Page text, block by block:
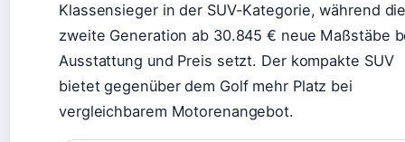
Klassensieger in der SUV-Kategorie, während
zweite Generation ab 30.845 € neue Maßstäbe
Ausstattung und Preis setzt. Der kompakte SUV
bietet gegenüber dem Golf mehr Platz bei
vergleichbarem Motorenangebot.